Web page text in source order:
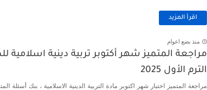
اقرأ المزيد
منذ بضع اعوام
مراجعة المتميز شهر أكتوبر تربية دينية اسلامية
الترم الأول 2025
مراجعة المتميز اختبار شهر اكتوبر مادة التربية الدينية الاسلامية ، بنك أسئلة